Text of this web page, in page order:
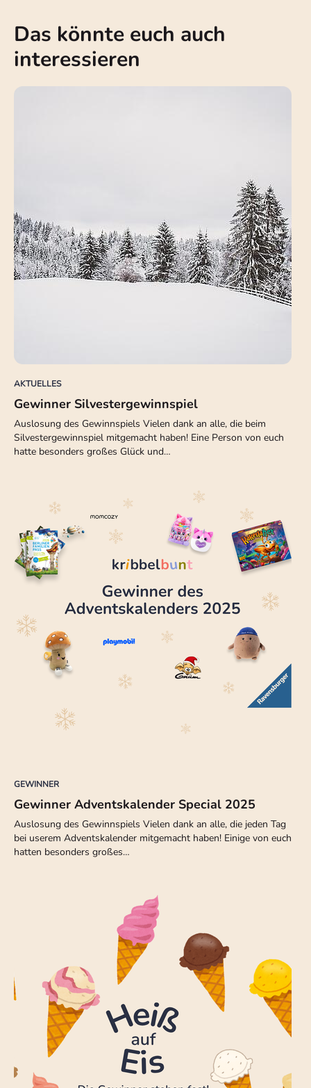
Das könnte euch auch
interessieren
AKTUELLES
Gewinner Silvestergewinnspiel
Auslosung des Gewinnspiels Vielen dank an alle, die beim
Silvestergewinnspiel mitgemacht haben! Eine Person von euch
hatte besonders großes Glück und…
GEWINNER
Gewinner Adventskalender Special 2025
Auslosung des Gewinnspiels Vielen dank an alle, die jeden Tag
bei userem Adventskalender mitgemacht haben! Einige von euch
hatten besonders großes…